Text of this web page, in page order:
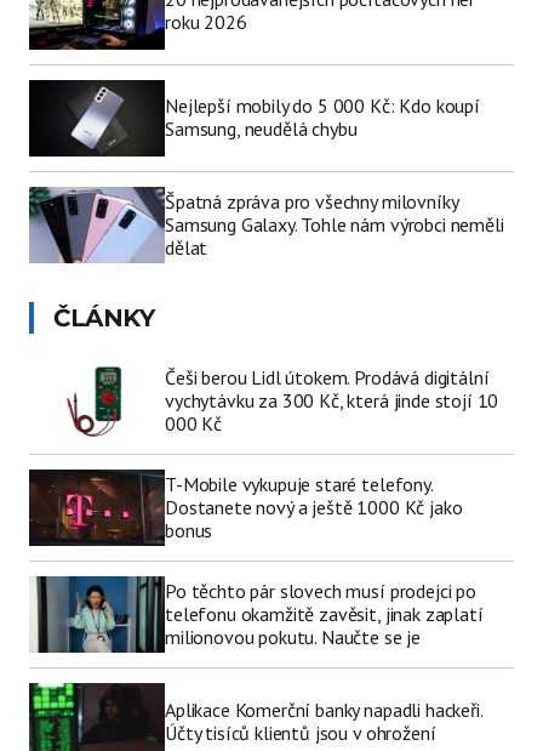
roku 2026
Nejlepší mobily do 5 000 Kč: Kdo koupí
Samsung, neudělá chybu
Špatná zpráva pro všechny milovníky
Samsung Galaxy. Tohle nám výrobci neměli
dělat
ČLÁNKY
Češi berou Lidl útokem. Prodává digitální
vychytávku za 300 Kč, která jinde stojí 10
000 Kč
T-Mobile vykupuje staré telefony.
Dostanete nový a ještě 1000 Kč jako
bonus
Po těchto pár slovech musí prodejci po
telefonu okamžitě zavěsit, jinak zaplatí
milionovou pokutu. Naučte se je
Aplikace Komerční banky napadli hackeři.
Účty tisíců klientů jsou v ohrožení